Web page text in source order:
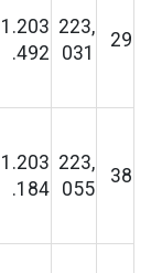
1.203
.492
223,
031
29
1.203
.184
223,
055
38